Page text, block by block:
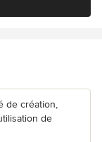
de création,
de